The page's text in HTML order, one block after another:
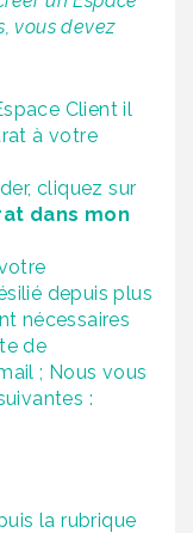
vous devez
Client il
à votre
cliquez sur
dans mon
depuis plus
nécessaires
de
; Nous vous
:
la rubrique